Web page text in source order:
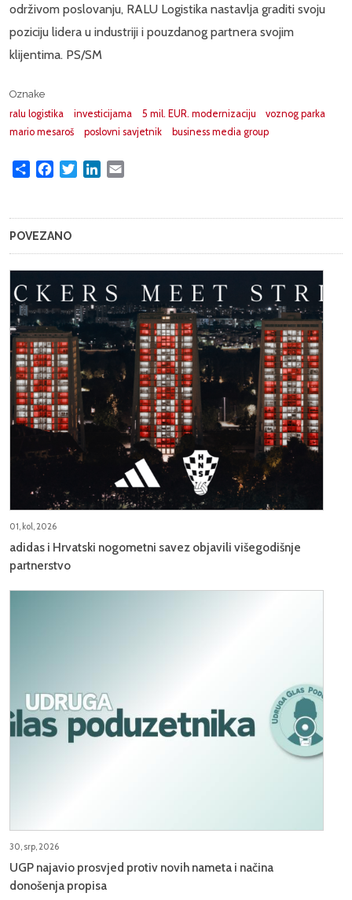
održivom poslovanju, RALU Logistika nastavlja graditi svoju
poziciju lidera u industriji i pouzdanog partnera svojim
klijentima. PS/SM
Oznake
ralu logistika
investicijama 5 mil. EUR. modernizaciju
voznog parka
mario mesaroš
poslovni savjetnik business media group
Share FacebookTwitterLinkedIn
POVEZANO
01, kol, 2026
adidas i Hrvatski nogometni savez objavili višegodišnje
partnerstvo
30, srp, 2026
UGP najavio prosvjed protiv novih nameta i načina
donošenja propisa